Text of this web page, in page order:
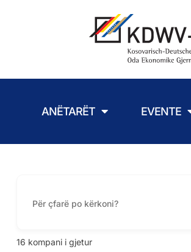
ANËTARËT EVENTE
16 kompani i gjetur